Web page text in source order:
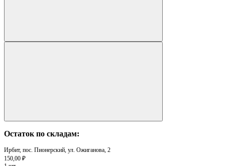
Остаток по складам:
Ирбит, пос. Пионерский, ул. Ожиганова, 2
150,00 ₽